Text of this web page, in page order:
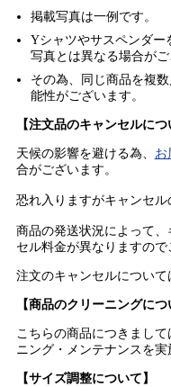
掲載写真は一例です。
Yシャツやサスペンダー
写真とは異なる場合がご
その為、同じ商品を複
能性がございます。
【注文品のキャンセルにつ
天候の影響を避ける為、 お
合がございます。
恐れ入りますがキャンセル
商品の発送状況によって
セル料金が異なりますので
注文のキャンセルについて
【商品のクリーニングにつ
こちらの商品につきまし
ニング・メンテナンスを実
【サイズ調整について】